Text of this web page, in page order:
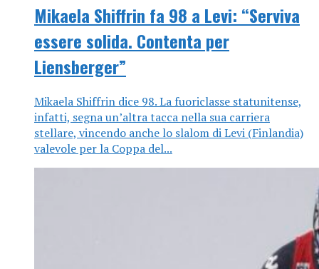
Mikaela Shiffrin fa 98 a Levi: “Serviva
essere solida. Contenta per
Liensberger”
Mikaela Shiffrin dice 98. La fuoriclasse statunitense,
infatti, segna un’altra tacca nella sua carriera
stellare, vincendo anche lo slalom di Levi (Finlandia)
valevole per la Coppa del...